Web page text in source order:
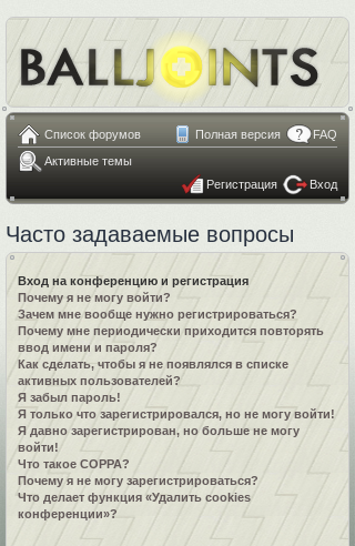
Список форумов FAQ
Полная версия
Активные темы
Регистрация
Вход
Часто задаваемые вопросы
Вход на конференцию и регистрация
Почему я не могу войти?
Зачем мне вообще нужно регистрироваться?
Почему мне периодически приходится повторять
ввод имени и пароля?
Как сделать, чтобы я не появлялся в списке
активных пользователей?
Я забыл пароль!
Я только что зарегистрировался, но не могу войти!
Я давно зарегистрирован, но больше не могу
войти!
Что такое COPPA?
Почему я не могу зарегистрироваться?
Что делает функция «Удалить cookies
конференции»?